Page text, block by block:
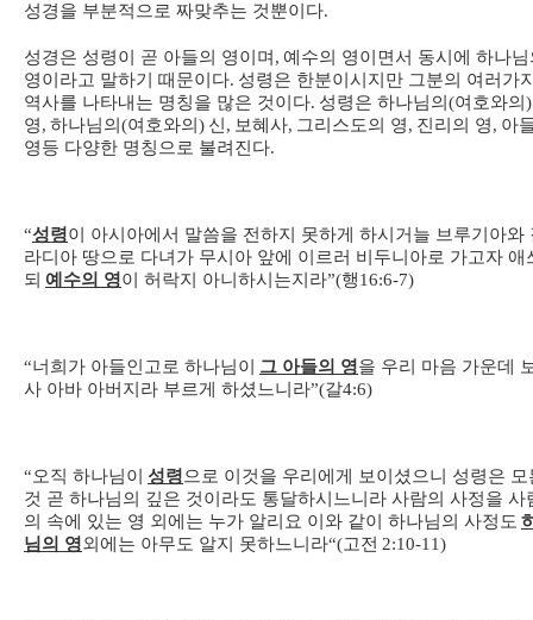
성경을 부분적으로 짜맞추는 것뿐이다.
성경은 성령이 곧 아들의 영이며 , 예수의 영이면서 동시에 하나님
영이라고 말하기 때문이다. 성령은 한분이시지만 그분의 여러가
역사를 나타내는 명칭을 많은 것이다. 성령은 하나님의 (여호와의 )
영, 하나님의 (여호와의 ) 신 , 보혜사, 그리스도의 영, 진리의 영, 아
영등 다양한 명칭으로 불려진다.
“성령이 아시아에서 말씀을 전하지 못하게 하시거늘 브루기아와
라디아 땅으로 다녀가 무시아 앞에 이르러 비두니아로 가고자 애
되 예수의 영이 허락지 아니하시는지라”(행16:6-7)
“너희가 아들인고로 하나님이 그 아들의 영을 우리 마음 가운데
사 아바 아버지라 부르게 하셨느니라”(갈4:6)
“오직 하나님이 성령으로 이것을 우리에게 보이셨으니 성령은 모
것 곧 하나님의 깊은 것이라도 통달하시느니라 사람의 사정을 사
의 속에 있는 영 외에는 누가 알리요 이와 같이 하나님의 사정도
님의 영외에는 아무도 알지 못하느니라“(고전 2:10-11)